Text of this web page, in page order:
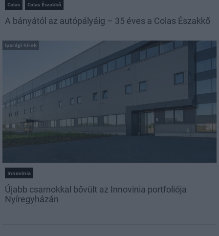
Colas Colas Északkő
A bányától az autópályáig – 35 éves a Colas Északkő
Iparági hírek
Innovinia
Újabb csarnokkal bővült az Innovinia portfoliója
Nyíregyházán